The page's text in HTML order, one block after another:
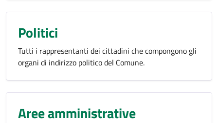
Politici
Tutti i rappresentanti dei cittadini che compongono gli
organi di indirizzo politico del Comune.
Aree amministrative